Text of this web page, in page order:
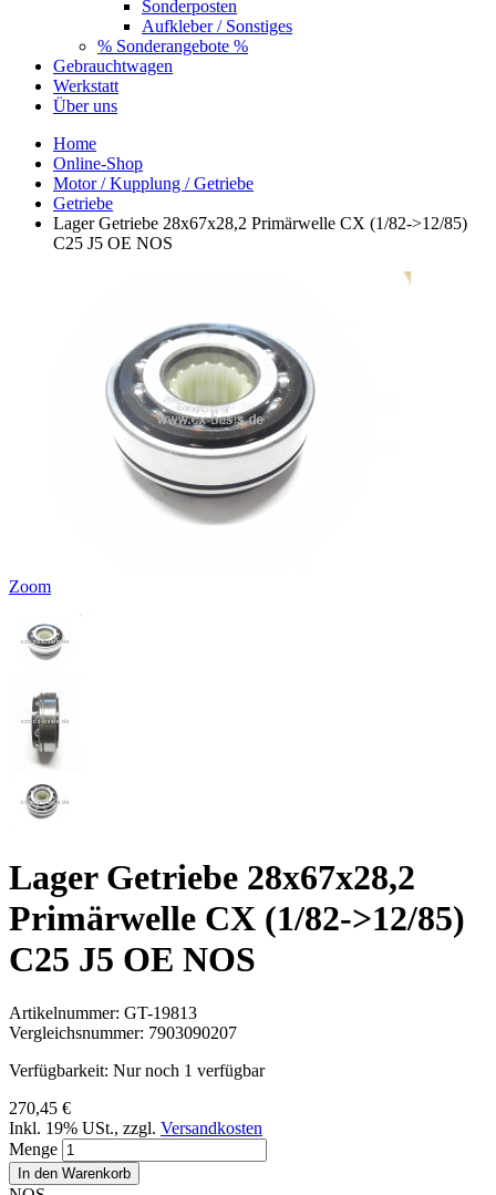
Sonderposten
Aufkleber / Sonstiges
% Sonderangebote %
Gebrauchtwagen
Werkstatt
Über uns
Home
Online-Shop
Motor / Kupplung / Getriebe
Getriebe
Lager Getriebe 28x67x28,2 Primärwelle CX (1/82->12/85)
C25 J5 OE NOS
Zoom
Lager Getriebe 28x67x28,2
Primärwelle CX (1/82->12/85)
C25 J5 OE NOS
Artikelnummer: GT-19813
Vergleichsnummer: 7903090207
Verfügbarkeit: Nur noch 1 verfügbar
270,45 €
Inkl. 19% USt., zzgl. Versandkosten
Menge
In den Warenkorb